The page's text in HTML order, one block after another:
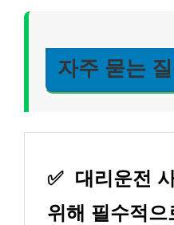
자주 묻는
✅ 대리운전
위해 필수적으